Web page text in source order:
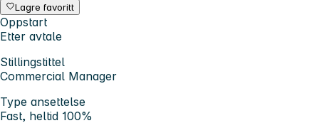
Lagre favoritt
Oppstart
Etter avtale
Stillingstittel
Commercial Manager
Type ansettelse
Fast, heltid 100%